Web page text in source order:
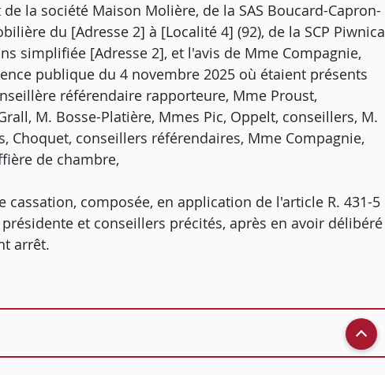
la société Maison Molière, de la SAS Boucard-Capron-
du [Adresse 2] à [Localité 4] (92), de la SCP Piwnica
simplifiée [Adresse 2], et l'avis de Mme Compagnie,
publique du 4 novembre 2025 où étaient présents
référendaire rapporteure, Mme Proust,
M. Bosse-Platière, Mmes Pic, Oppelt, conseillers, M.
Choquet, conseillers référendaires, Mme Compagnie,
de chambre,
composée, en application de l'article R. 431-5
et conseillers précités, après en avoir délibéré
arrêt.